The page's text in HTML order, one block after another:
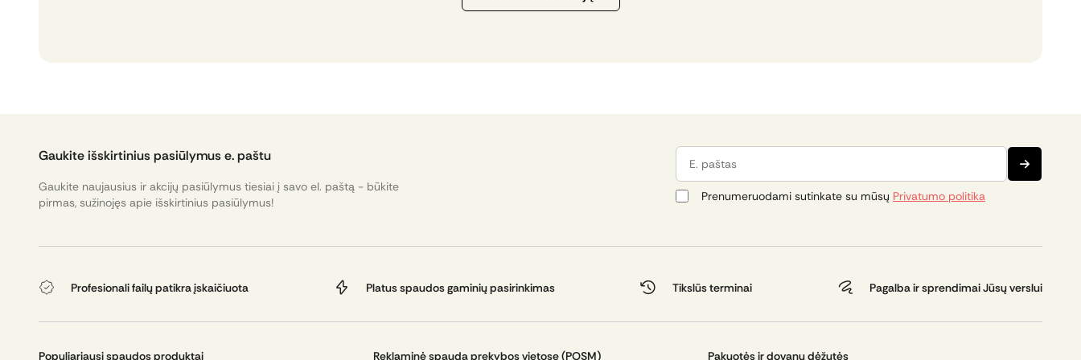
Gaukite išskirtinius pasiūlymus e. paštu
Gaukite naujausius ir akcijų pasiūlymus tiesiai į savo el. paštą - būkite
pirmas, sužinojęs apie išskirtinius pasiūlymus!
E. paštas
Prenumeruodami sutinkate su mūsų Privatumo politika
Profesionali failų patikra įskaičiuota Platus spaudos gaminių pasirinkimas Tikslūs terminai Pagalba ir sprendimai Jūsų verslui
Populiariausi spaudos produktai Reklaminė spauda prekybos vietose (POSM) Pakuotės ir dovanų dėžutės